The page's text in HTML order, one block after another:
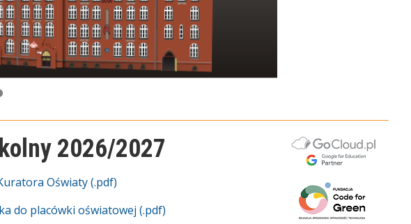
2026/2027
Oświaty (.pdf)
do placówki oświatowej (.pdf)